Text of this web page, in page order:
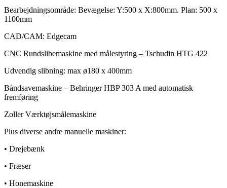
Bearbejdningsområde: Bevægelse: Y:500 x X:800mm. Plan: 500 x
1100mm
CAD/CAM: Edgecam
​​​CNC Rundslibemaskine med målestyring – Tschudin HTG 422
Udvendig slibning: max ø180 x 400mm
​Båndsavemaskine – Behringer HBP 303 A med automatisk
fremføring
​Zoller Værktøjsmålemaskine
​Plus diverse andre manuelle maskiner:
​• Drejebænk
• Fræser
• Honemaskine